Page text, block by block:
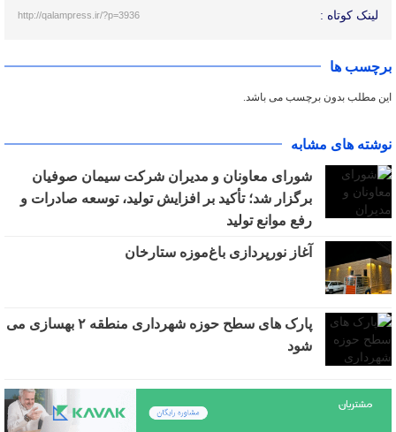
لینک کوتاه : http://qalampress.ir/?p=3936
برچسب ها
این مطلب بدون برچسب می باشد.
نوشته های مشابه
شورای معاونان و مدیران شرکت سیمان صوفیان
برگزار شد؛ تأکید بر افزایش تولید، توسعه صادرات و
رفع موانع تولید
آغاز نورپردازی باغ‌موزه ستارخان
پارک های سطح حوزه شهرداری منطقه ۲ بهسازی می
شود